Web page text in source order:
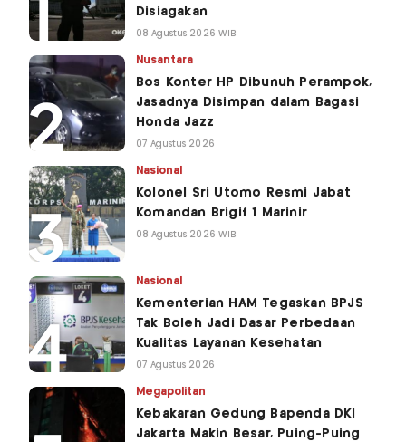
Disiagakan
08 Agustus 2026 WIB
Nusantara
Bos Konter HP Dibunuh Perampok,
Jasadnya Disimpan dalam Bagasi
Honda Jazz
07 Agustus 2026
Nasional
Kolonel Sri Utomo Resmi Jabat
Komandan Brigif 1 Marinir
08 Agustus 2026 WIB
Nasional
Kementerian HAM Tegaskan BPJS
Tak Boleh Jadi Dasar Perbedaan
Kualitas Layanan Kesehatan
07 Agustus 2026
Megapolitan
Kebakaran Gedung Bapenda DKI
Jakarta Makin Besar, Puing-Puing